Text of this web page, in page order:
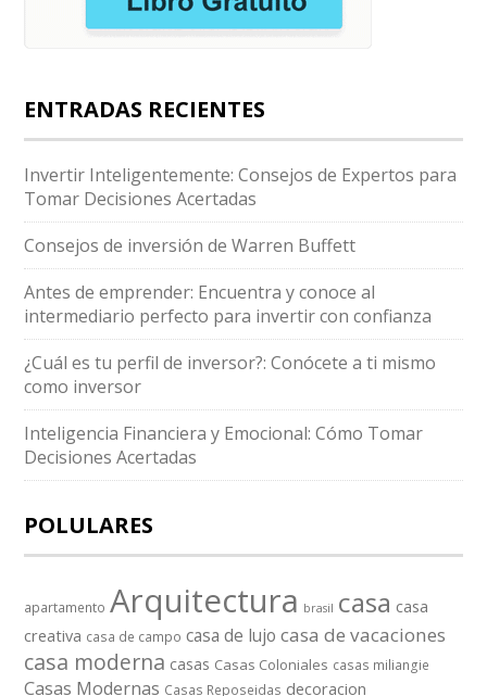
ENTRADAS RECIENTES
Invertir Inteligentemente: Consejos de Expertos para
Tomar Decisiones Acertadas
Consejos de inversión de Warren Buffett
Antes de emprender: Encuentra y conoce al
intermediario perfecto para invertir con confianza
¿Cuál es tu perfil de inversor?: Conócete a ti mismo
como inversor
Inteligencia Financiera y Emocional: Cómo Tomar
Decisiones Acertadas
POLULARES
apartamento Arquitectura brasil casa casa
creativa casa de campo casa de lujo casa de vacaciones
casa moderna casas Casas Coloniales casas miliangie
Casas Modernas Casas Reposeidas decoracion